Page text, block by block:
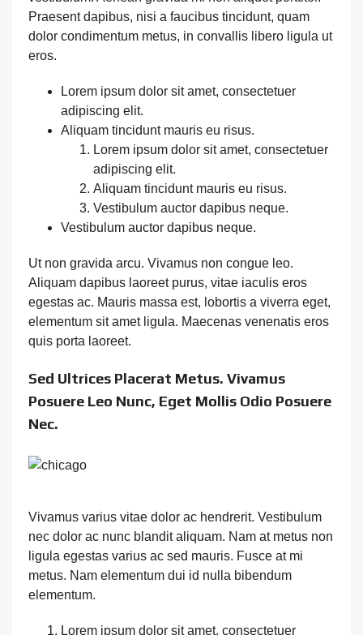
Praesent dapibus, nisi a faucibus tincidunt, quam
dolor condimentum metus, in convallis libero ligula ut
eros.
Lorem ipsum dolor sit amet, consectetuer
adipiscing elit.
Aliquam tincidunt mauris eu risus.
Lorem ipsum dolor sit amet, consectetuer
adipiscing elit.
Aliquam tincidunt mauris eu risus.
Vestibulum auctor dapibus neque.
Vestibulum auctor dapibus neque.
Ut non gravida arcu. Vivamus non congue leo.
Aliquam dapibus laoreet purus, vitae iaculis eros
egestas ac. Mauris massa est, lobortis a viverra eget,
elementum sit amet ligula. Maecenas venenatis eros
quis porta laoreet.
Sed Ultrices Placerat Metus. Vivamus
Posuere Leo Nunc, Eget Mollis Odio Posuere
Nec.
Vivamus varius vitae dolor ac hendrerit. Vestibulum
nec dolor ac nunc blandit aliquam. Nam at metus non
ligula egestas varius ac sed mauris. Fusce at mi
metus. Nam elementum dui id nulla bibendum
elementum.
Lorem ipsum dolor sit amet, consectetuer